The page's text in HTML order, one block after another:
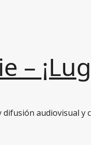
–
audiovisual y